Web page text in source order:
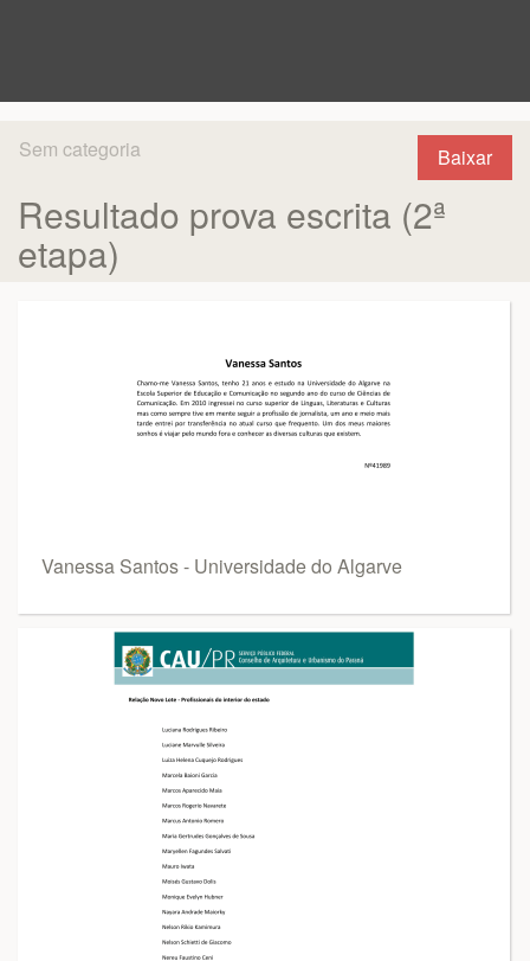
Baixar
Sem categoria
Resultado prova escrita (2ª
etapa)
Vanessa Santos - Universidade do Algarve